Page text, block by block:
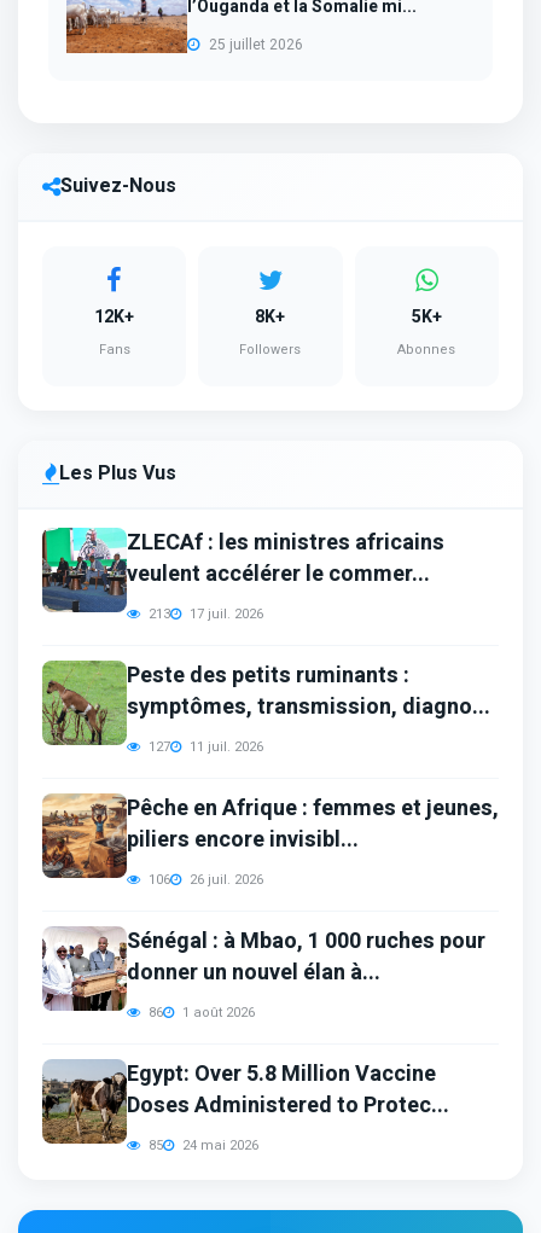
l’Ouganda et la Somalie mi...
25 juillet 2026
Suivez-Nous
12K+
Fans
8K+
Followers
5K+
Abonnes
Les Plus Vus
ZLECAf : les ministres africains
veulent accélérer le commer...
213 17 juil. 2026
Peste des petits ruminants :
symptômes, transmission, diagno...
127 11 juil. 2026
Pêche en Afrique : femmes et jeunes,
piliers encore invisibl...
106 26 juil. 2026
Sénégal : à Mbao, 1 000 ruches pour
donner un nouvel élan à...
86 1 août 2026
Egypt: Over 5.8 Million Vaccine
Doses Administered to Protec...
85 24 mai 2026